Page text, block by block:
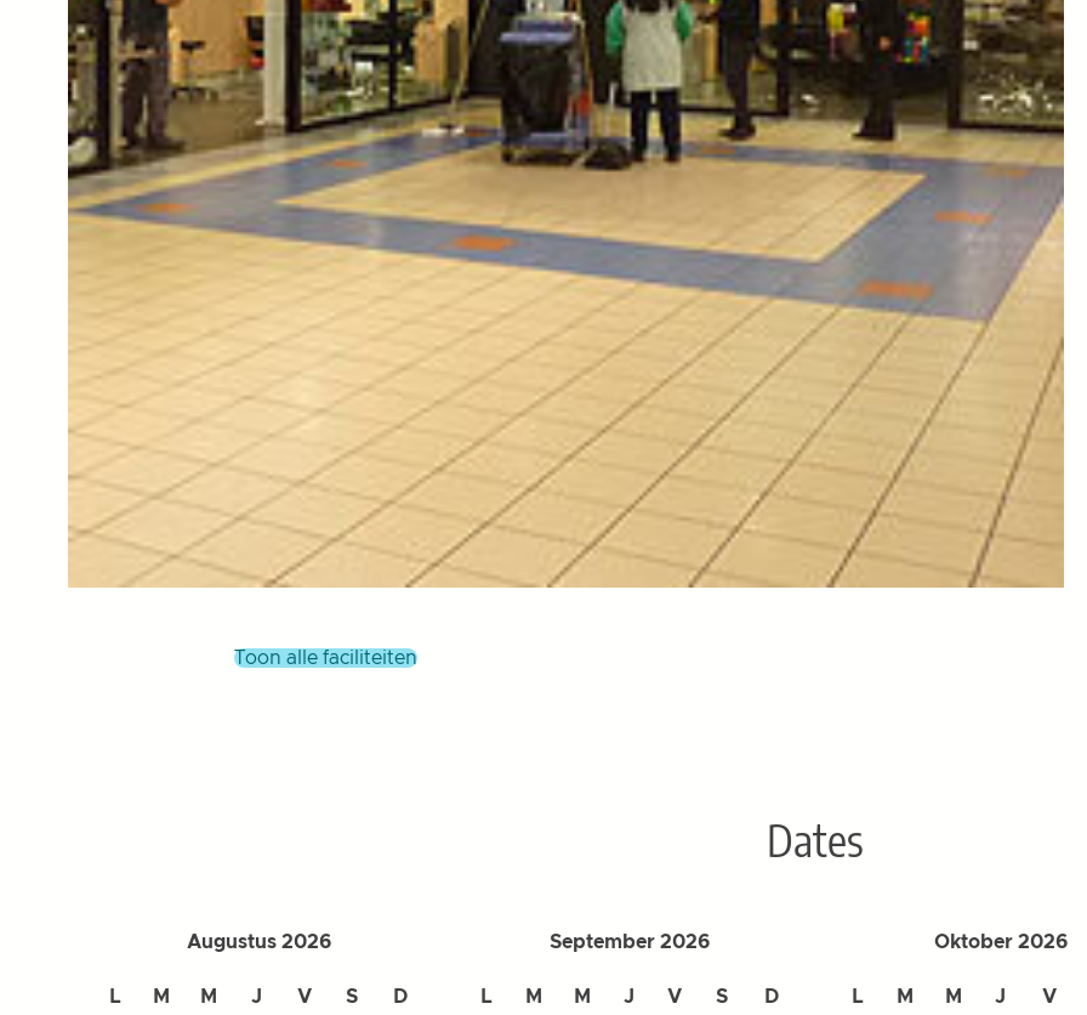
toon alle faciliteiten
Dates
Augustus 2026
L M M J V S D
September 2026
L M M J V S D
Oktober 2026
L M M J V